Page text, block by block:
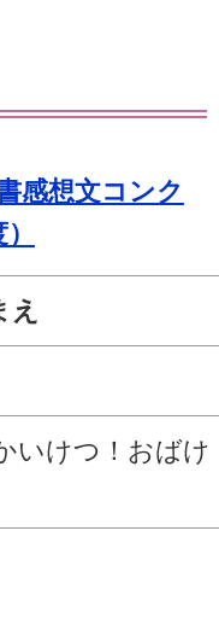
感想文コンク
え
けつ！おばけ